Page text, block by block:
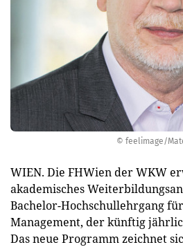
© feelimage/
WIEN. Die FHWien der WKW
akademisches
Bachelor-Hochschullehrgang
Management, der künftig
Das neue Programm zeichnet